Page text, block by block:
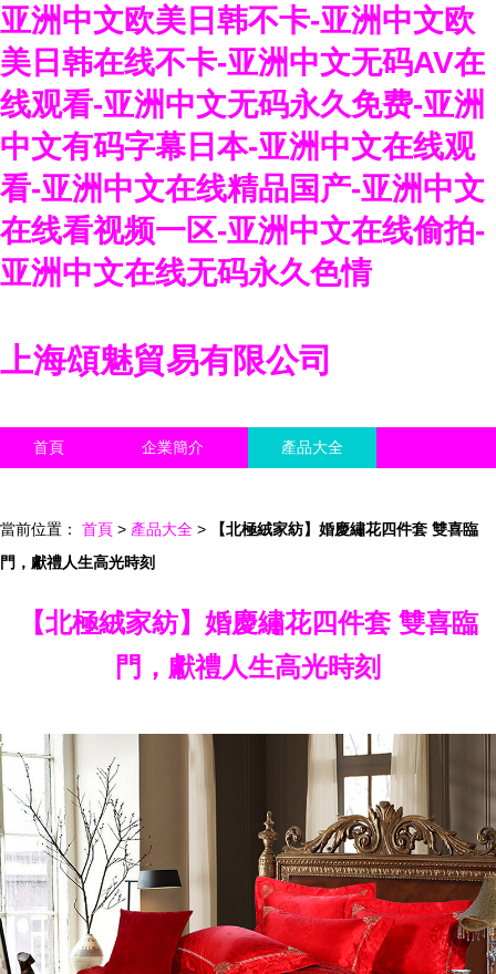
亚洲中文欧美日韩不卡-亚洲中文欧
美日韩在线不卡-亚洲中文无码AV在
线观看-亚洲中文无码永久免费-亚洲
中文有码字幕日本-亚洲中文在线观
看-亚洲中文在线精品国产-亚洲中文
在线看视频一区-亚洲中文在线偷拍-
亚洲中文在线无码永久色情
上海頌魅貿易有限公司
首頁 企業簡介 產品大全
當前位置： 首頁 > 產品大全 >
【北極絨家紡】婚慶繡花四件套 雙喜臨
門，獻禮人生高光時刻
【北極絨家紡】婚慶繡花四件套 雙喜臨
門，獻禮人生高光時刻